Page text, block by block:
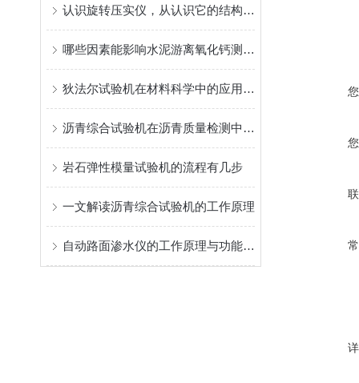
认识旋转压实仪，从认识它的结构特点开始
哪些因素能影响水泥游离氧化钙测定仪的结果
狄法尔试验机在材料科学中的应用是什么？
沥青综合试验机在沥青质量检测中的作用和重要性？
岩石弹性模量试验机的流程有几步
一文解读沥青综合试验机的工作原理
自动路面渗水仪的工作原理与功能介绍